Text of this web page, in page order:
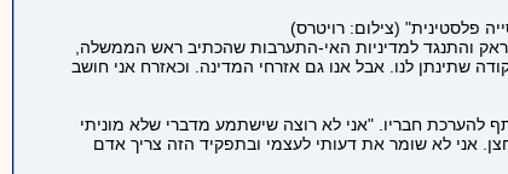
פלסטינית" (צילום: רויטרס)
בעיראק והתנגד למדיניות האי-התערבות שהכתיב ראש הממשלה,
שתינתן לנו. אבל אנו גם אזרחי המדינה. וכאזרח אני חושב
להערכת חבריו. "אני לא רוצה שישתמע מדברי שלא מוניתי
אני לא שומר את דעותי לעצמי ובתפקיד הזה צריך אדם